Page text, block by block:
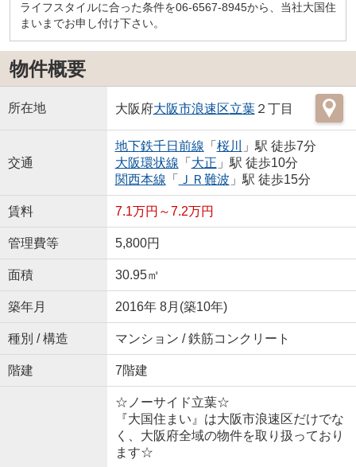
ライフスタイルに合った条件を06-6567-8945から、当社大国住
まいまでお申し付け下さい。
物件概要
所在地 大阪府大阪市浪速区立葉２丁目
交通
地下鉄千日前線 「 桜川
」駅 徒歩7分
大阪環状線 「 大正 」駅 徒歩10分
関西本線 「 ＪＲ難波 」駅 徒歩15分
賃料 7.1万円～7.2万円
管理費等 5,800円
面積 30.95㎡
築年月 2016年 8月(築10年)
種別 / 構造 マンション / 鉄筋コンクリート
階建 7階建
☆ノーサイド立葉☆
『大国住まい』は大阪市浪速区だけでな
く、大阪府全域の物件を取り扱っており
ます☆